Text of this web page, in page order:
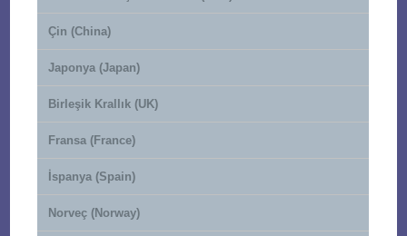
Çin (China)
Japonya (Japan)
Birleşik Krallık (UK)
Fransa (France)
İspanya (Spain)
Norveç (Norway)